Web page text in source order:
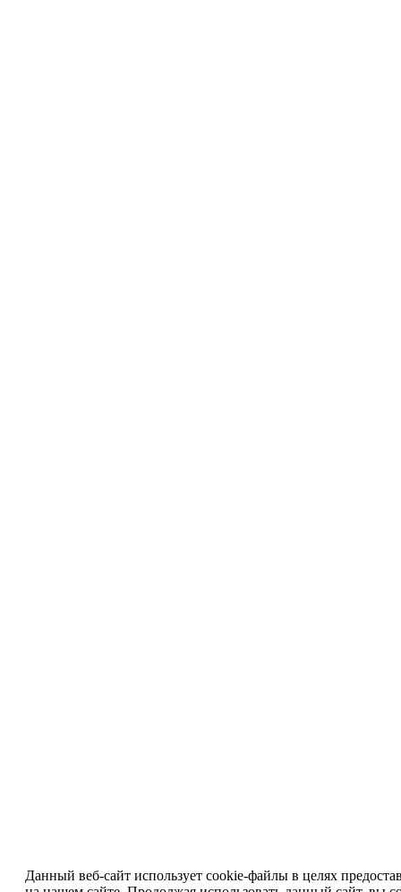
Данный веб-сайт использует cookie-файлы в целях